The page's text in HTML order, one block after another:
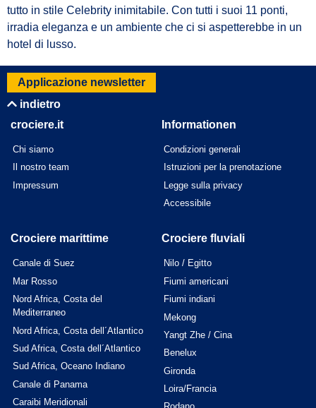
tutto in stile Celebrity inimitabile. Con tutti i suoi 11 ponti,
irradia eleganza e un ambiente che ci si aspetterebbe in un
hotel di lusso.
Applicazione newsletter
indietro
crociere.it
Chi siamo
Il nostro team
Impressum
Informationen
Condizioni generali
Istruzioni per la prenotazione
Legge sulla privacy
Accessibile
Crociere marittime
Canale di Suez
Mar Rosso
Nord Africa, Costa del
Mediterraneo
Nord Africa, Costa dell´Atlantico
Sud Africa, Costa dell´Atlantico
Sud Africa, Oceano Indiano
Canale di Panama
Caraibi Meridionali
Crociere fluviali
Nilo / Egitto
Fiumi americani
Fiumi indiani
Mekong
Yangt Zhe / Cina
Benelux
Gironda
Loira/Francia